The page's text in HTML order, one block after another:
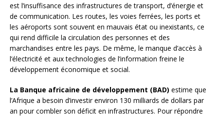
est l’insuffisance des infrastructures de transport, d’énergie et
de communication. Les routes, les voies ferrées, les ports et
les aéroports sont souvent en mauvais état ou inexistants, ce
qui rend difficile la circulation des personnes et des
marchandises entre les pays. De même, le manque d’accès à
l’électricité et aux technologies de l’information freine le
développement économique et social.
La Banque africaine de développement (BAD) estime que
l’Afrique a besoin d’investir environ 130 milliards de dollars par
an pour combler son déficit en infrastructures. Pour répondre